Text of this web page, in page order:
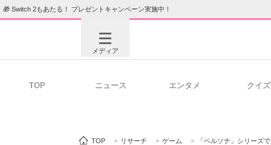
🎁 Switch 2もあたる！ プレゼントキャンペーン実施中！
メディア
TOP ニュース エンタメ クイズ
TOP > リサーチ > ゲーム > 「ペルソナ」シリーズ